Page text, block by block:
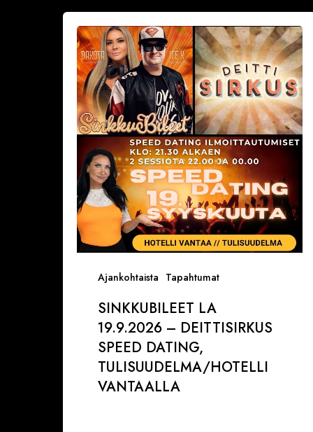
Ajankohtaista Tapahtumat
19.9.2026
Deittisirkus
Speed
Dating,
Tulisuudelma/Hotelli
Vantaalla
SINKKUBILEET LA
19.9.2026 – DEITTISIRKUS
SPEED DATING,
TULISUUDELMA/HOTELLI
VANTAALLA